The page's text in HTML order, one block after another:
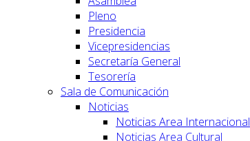
Pleno
Presidencia
Vicepresidencias
Secretaría General
Tesorería
Sala de Comunicación
Noticias
Noticias Area Internacional
Noticias Area Cultural